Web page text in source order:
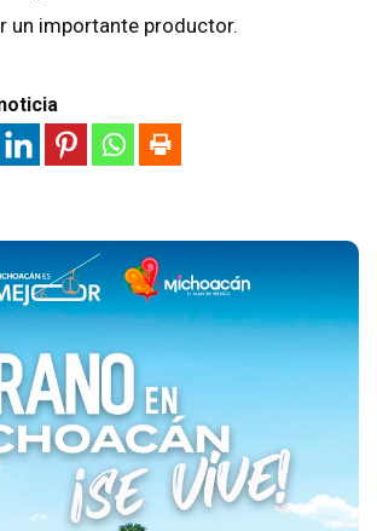
un importante productor.